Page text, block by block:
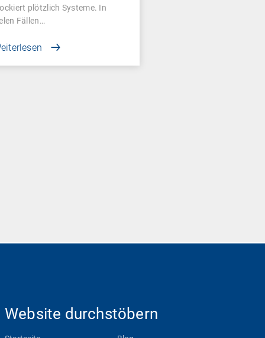
plötzlich Systeme. In
Fällen…
Website durchstöbern